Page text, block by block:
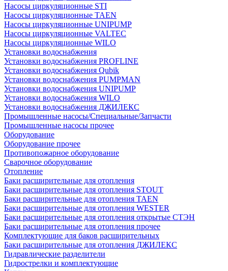
Насосы циркуляционные STI
Насосы циркуляционные TAEN
Насосы циркуляционные UNIPUMP
Насосы циркуляционные VALTEC
Насосы циркуляционные WILO
Установки водоснабжения
Установки водоснабжения PROFLINE
Установки водоснабжения Qubik
Установки водоснабжения PUMPMAN
Установки водоснабжения UNIPUMP
Установки водоснабжения WILO
Установки водоснабжения ДЖИЛЕКС
Промышленные насосы/Специальные/Запчасти
Промышленные насосы прочее
Оборудование
Оборудование прочее
Противопожарное оборудование
Сварочное оборудование
Отопление
Баки расширительные для отопления
Баки расширительные для отопления STOUT
Баки расширительные для отопления TAEN
Баки расширительные для отопления WESTER
Баки расширительные для отопления открытые СТЭН
Баки расширительные для отопления прочее
Комплектующие для баков расширительных
Баки расширительные для отопления ДЖИЛЕКС
Гидравлические разделители
Гидрострелки и комплектующие